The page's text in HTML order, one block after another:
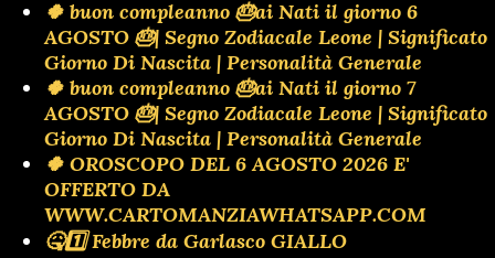
🍀 buon compleanno 🎂ai Nati il giorno 6
AGOSTO 🎂| Segno Zodiacale Leone | Significato
Giorno Di Nascita | Personalità Generale
🍀 buon compleanno 🎂ai Nati il giorno 7
AGOSTO 🎂| Segno Zodiacale Leone | Significato
Giorno Di Nascita | Personalità Generale
🍀 OROSCOPO DEL 6 AGOSTO 2026 E'
OFFERTO DA
WWW.CARTOMANZIAWHATSAPP.COM
🤒1️⃣ Febbre da Garlasco GIALLO